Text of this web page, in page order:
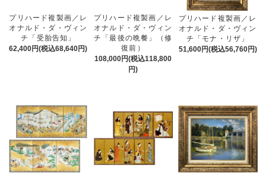
プリハード複製画／レ
オナルド・ダ・ヴィン
チ「受胎告知」
62,400円(税込68,640円)
プリハード複製画／レ
オナルド・ダ・ヴィン
チ「最後の晩餐」（修
復前）
108,000円(税込118,800
円)
プリハード複製画／レ
オナルド・ダ・ヴィン
チ「モナ・リザ」
51,600円(税込56,760円)